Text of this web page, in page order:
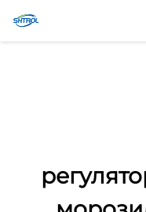
Зв'яжіться з нами